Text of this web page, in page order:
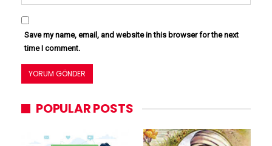
Save my name, email, and website in this browser for the next
time I comment.
POPULAR POSTS